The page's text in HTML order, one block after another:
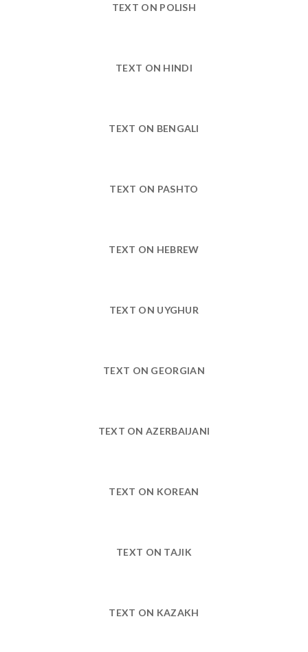
TEXT ON POLISH
TEXT ON HINDI
TEXT ON BENGALI
TEXT ON PASHTO
TEXT ON HEBREW
TEXT ON UYGHUR
TEXT ON GEORGIAN
TEXT ON AZERBAIJANI
TEXT ON KOREAN
TEXT ON TAJIK
TEXT ON KAZAKH